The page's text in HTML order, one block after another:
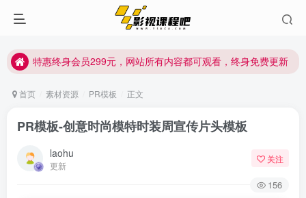
特惠终身会员299元，网站所有内容都可观看，终身免费更新
特惠终身会员299元，网站所有内容都可观看，终身免费更新
首页 素材资源 PR模板 正文
PR模板-创意时尚模特时装周宣传片头模板
laohu
更新
关注
156